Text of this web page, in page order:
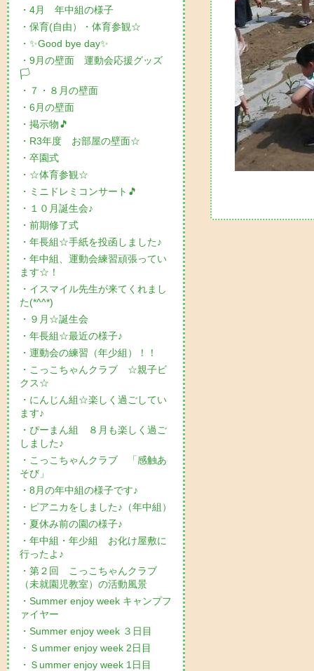
・4月 年中組の様子
・保育(自由）・体育参観☆
・✨Good bye day✨
・9月の壁面 運動会応援グッズ
🏳
・７・８月の壁面
・6月の壁面
・掲示物🎵
・R3年度 お部屋の壁面☆
・卒園式
・☆体育参観☆
・ミニドレミコンサート🎵
・１０月誕生会♪
・前期修了式
・年長組☆手紙を投函しました♪
・年中組、運動会練習頑張ってい
ます☆！
・イスマイル先生が来てくれまし
た(*^^*)
・９月☆誕生会
・年長組☆最近の様子♪
・運動会の練習（年少組）！！
・こっこちゃんクラブ ☆親子ビ
クス☆
・にんじん組☆楽しく過ごしてい
ます♪
・ぴーまん組 ８月も楽しく過ご
しました♪
・こっこちゃんクラブ 「感触あ
そび」
・8月の年中組の様子です♪
・ピアニカをしました♪（年中組）
・夏休み前の園の様子♪
・年中組・年少組 お化け屋敷に
行ったよ♪
・第２回 こっこちゃんクラブ
（未就園児教室）の活動風景
・Summer enjoy week キャンプフ
ァイヤー
・Summer enjoy week ３日目
・Ｓummer enjoy week 2日目
・Ｓummer enjoy week 1日目